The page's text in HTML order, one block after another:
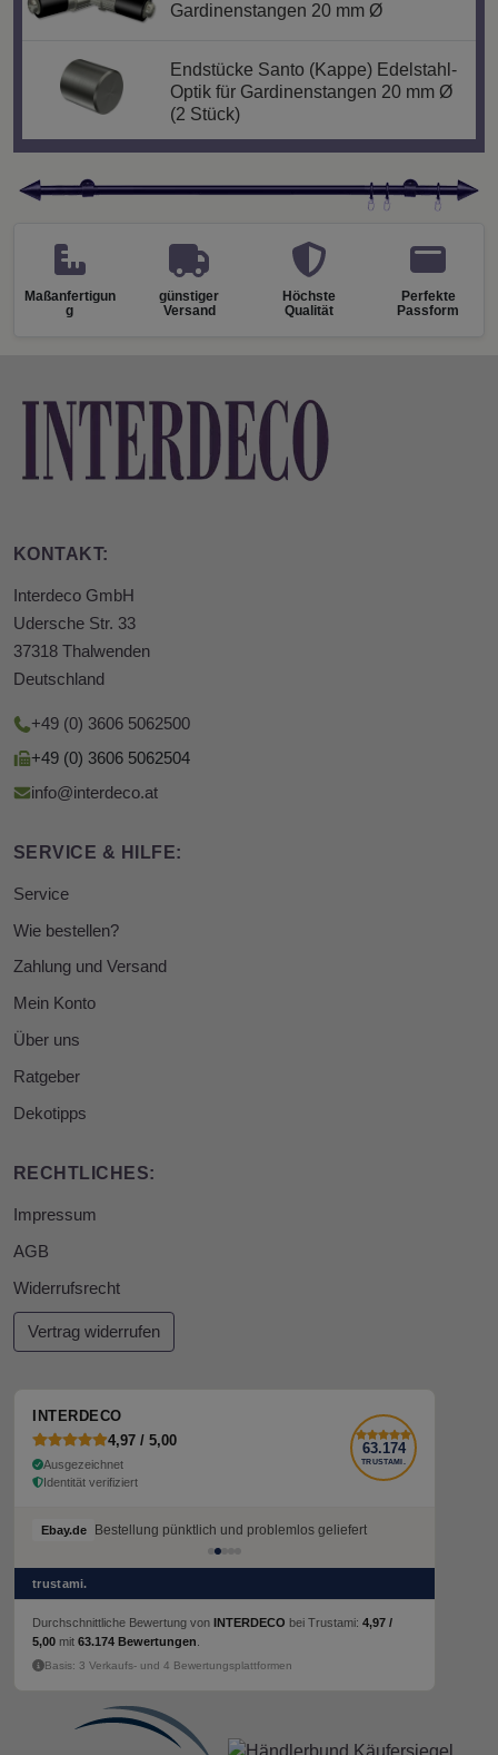
Gardinenstangen 20 mm Ø
Endstücke Santo (Kappe) Edelstahl-
Optik für Gardinenstangen 20 mm Ø
(2 Stück)
Maßanfertigun
g
günstiger
Versand
Höchste
Qualität
Perfekte
Passform
KONTAKT:
Interdeco GmbH
Udersche Str. 33
37318 Thalwenden
Deutschland
+49 (0) 3606 5062500
+49 (0) 3606 5062504
info@interdeco.at
SERVICE & HILFE:
Service
Wie bestellen?
Zahlung und Versand
Mein Konto
Über uns
Ratgeber
Dekotipps
RECHTLICHES:
Impressum
AGB
Widerrufsrecht
Vertrag widerrufen
INTERDECO
4,97 / 5,00
Ausgezeichnet
Identität verifiziert
63.174
TRUSTAMI.
Ebay.de Bestellung pünktlich und problemlos geliefert
trustami.
Durchschnittliche Bewertung von INTERDECO bei Trustami: 4,97 /
5,00 mit 63.174 Bewertungen
Basis: 3 Verkaufs- und 4 Bewertungsplattformen